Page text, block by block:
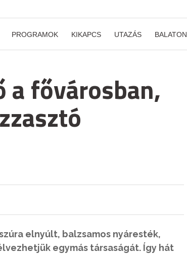
PROGRAMOK KIKAPCS UTAZÁS BALATON
a fővárosban,
elnyúlt, balzsamos nyáresték,
egymás társaságát. Így hát